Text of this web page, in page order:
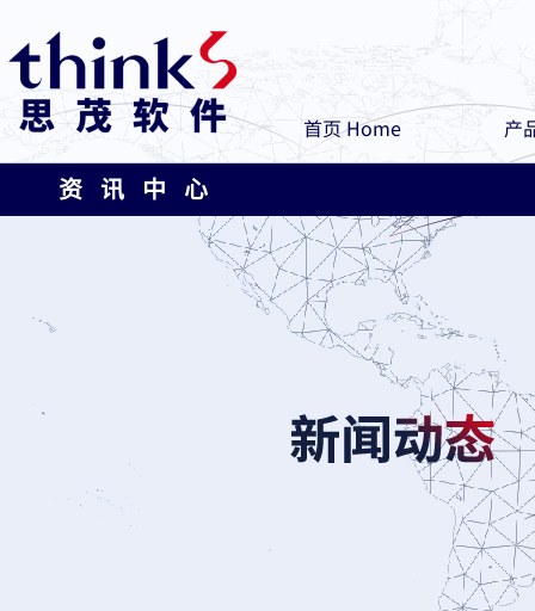
首页 Home 产
资 讯 中 心